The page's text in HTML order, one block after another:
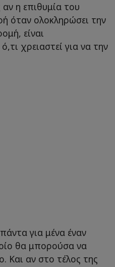
η επιθυμία του
όταν ολοκληρώσει την
είναι
χρειαστεί για να την
για μένα έναν
θα μπορούσα να
Και αν στο τέλος της